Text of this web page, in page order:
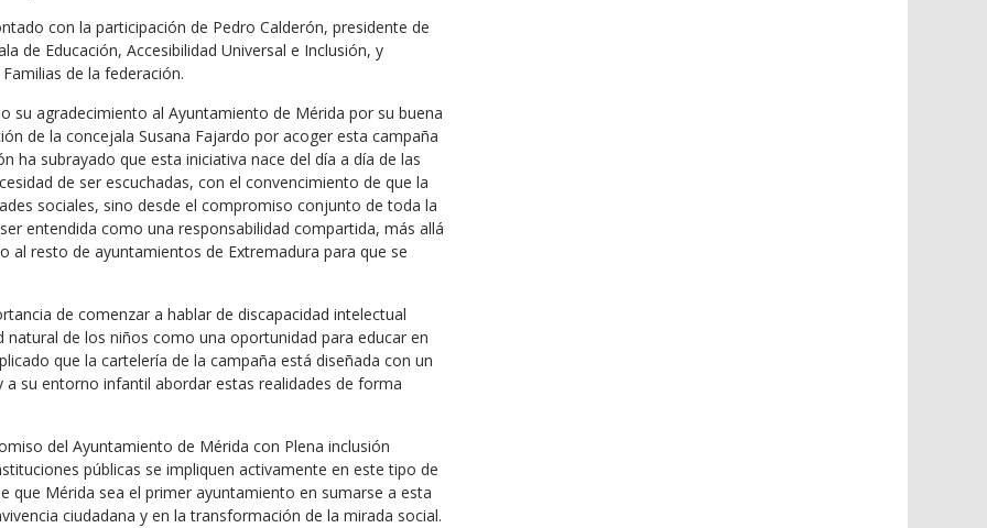
con la participación de Pedro Calderón, presidente de
de Educación, Accesibilidad Universal e Inclusión, y
de la federación.
su agradecimiento al Ayuntamiento de Mérida por su buena
de la concejala Susana Fajardo por acoger esta campaña
ha subrayado que esta iniciativa nace del día a día de las
de ser escuchadas, con el convencimiento de que la
sociales, sino desde el compromiso conjunto de toda la
entendida como una responsabilidad compartida, más allá
resto de ayuntamientos de Extremadura para que se
de comenzar a hablar de discapacidad intelectual
de los niños como una oportunidad para educar en
que la cartelería de la campaña está diseñada con un
su entorno infantil abordar estas realidades de forma
del Ayuntamiento de Mérida con Plena inclusión
públicas se impliquen activamente en este tipo de
que Mérida sea el primer ayuntamiento en sumarse a esta
ciudadana y en la transformación de la mirada social.